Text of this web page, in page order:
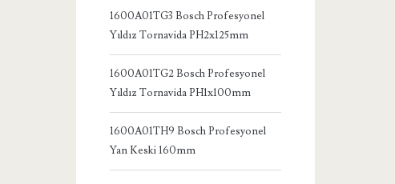
1600A01TG3 Bosch Profesyonel
Yıldız Tornavida PH2x125mm
1600A01TG2 Bosch Profesyonel
Yıldız Tornavida PH1x100mm
1600A01TH9 Bosch Profesyonel
Yan Keski 160mm